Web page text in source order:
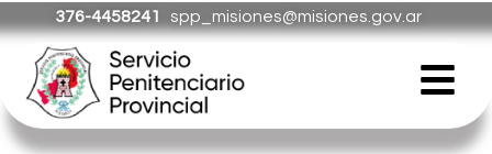
al
contenido
376-4458241 spp_misiones@misiones.gov.ar